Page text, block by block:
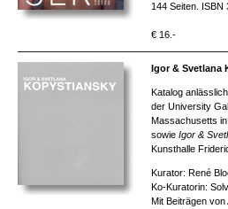
144 Seiten. ISBN
€ 16.-
Igor & Svetlana
Katalog
der University
Massachusetts
sowie Igor &
Kunsthalle
Kurator: René
Ko-Kuratorin:
Mit Beiträgen